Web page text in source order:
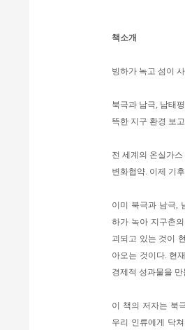
책소개
빙하가 녹고 섬이
북극과 남극, 남태
뜩한 지구 환경 보
전 세계의 온실가
변화협약. 이제 기
이미 북극과 남극,
하가 녹아 지구촌
괴되고 있는 것이
아오는 것이다. 현
경제적 성과물을
이 책의 저자는 북
우리 인류에게 닥